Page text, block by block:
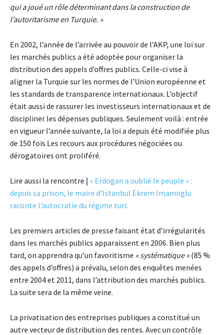
qui a joué un rôle déterminant dans la construction de
l’autoritarisme en Turquie. »
En 2002, l’année de l’arrivée au pouvoir de l’AKP, une loi sur
les marchés publics a été adoptée pour organiser la
distribution des appels d’offres publics. Celle-ci vise à
aligner la Turquie sur les normes de l’Union européenne et
les standards de transparence internationaux. L’objectif
était aussi de rassurer les investisseurs internationaux et de
discipliner les dépenses publiques. Seulement voilà : entrée
en vigueur l’année suivante, la loi a depuis été modifiée plus
de 150 fois.Les recours aux procédures négociées ou
dérogatoires ont proliféré.
Lire aussi la rencontre | « Erdogan a oublié le peuple » :
depuis sa prison, le maire d’Istanbul Ekrem Imamoglu
raconte l’autocratie du régime turc
Les premiers articles de presse faisant état d’irrégularités
dans les marchés publics apparaissent en 2006. Bien plus
tard, on apprendra qu’un favoritisme « systématique »(85 %
des appels d’offres) a prévalu, selon des enquêtes menées
entre 2004 et 2011, dans l’attribution des marchés publics.
La suite sera de la même veine.
La privatisation des entreprises publiques a constitué un
autre vecteur de distribution des rentes. Avec un contrôle